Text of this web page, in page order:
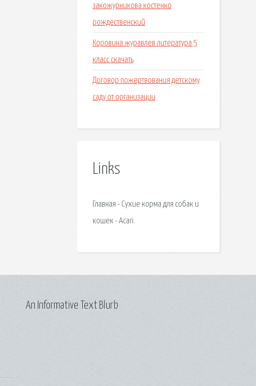
закожурникова костенко
рождественский
Коровина журавлев литература 5
класс скачать
Договор пожертвования детскому
саду от организации
Links
Главная - Сухие корма для собак и
кошек - Acari.
An Informative Text Blurb